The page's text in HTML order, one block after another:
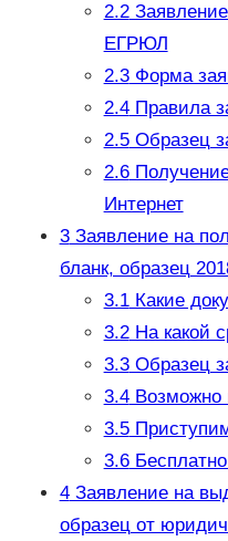
2.2
ЕГРЮЛ
2.3Форма
2.4Правила
2.5Образец
2.6
Интернет
3Заявление на
бланк, образец
3.1Какие
3.2На какой
3.3Образец
3.4Возможно
3.5
3.6Бесплатно
4Заявление на
образец от